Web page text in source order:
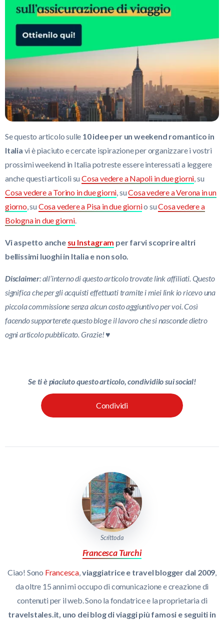
Se questo articolo sulle 10 idee per un weekend romantico in
Italia vi è piaciuto e cercate ispirazione per organizzare i vostri
prossimi weekend in Italia potreste essere interessati a leggere
anche questi articoli suCosa vedere a Napoli in due giorni, su
Cosa vedere a Torino in due giorni, suCosa vedere a Verona in un
giorno, su Cosa vedere a Pisa in due giornio suCosa vedere a
Bologna in due giorni.
Vi aspetto anche su Instagram per farvi scoprire altri
bellissimi luoghi in Italia e non solo.
Disclaimer: all’interno di questo articolo trovate link affiliati. Questo
significa che per gli acquisti effettuati tramite i miei link io ricevo una
piccola commissione senza alcun costo aggiuntivo per voi. Così
facendo supporterete questo blog e il lavoro che si nasconde dietro
ogni articolo pubblicato. Grazie! ♥
Se ti è piaciuto questo articolo, condividilo sui social!
Condividi
Scritto da
Francesca Turchi
Ciao! Sono Francesca,viaggiatrice e travel blogger dal 2009,
da oltre 15 anni mi occupo di comunicazione e creazione di
contenuti per il web. Sono la fondatrice e la proprietaria di
travelstales.it, uno dei blog di viaggi più famosi e seguiti in